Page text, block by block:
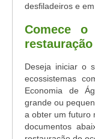
desfiladeiros e
Comece
Deseja iniciar o
ecossistemas
Economia de
grande ou
a obter um futuro
documentos